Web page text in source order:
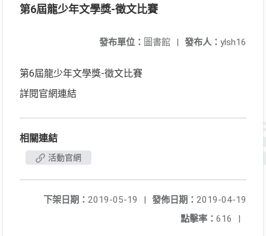
第6屆龍少年文學獎-徵文比賽
發布人： ylsh16
發布單位： 圖書館 |
第6屆龍少年文學獎-徵文比賽
詳閱官網連結
相關連結
活動官網
發佈日期： 2019-04-19
下架日期： 2019-05-19
|
點擊率： 616 |